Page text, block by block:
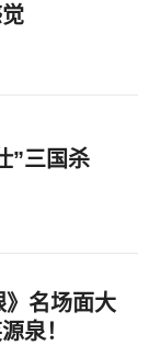
”三国杀
》名场面大
泉！